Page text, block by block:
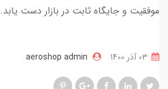
موفقیت و جایگاه ثابت در بازار دست یابد.
aeroshop admin